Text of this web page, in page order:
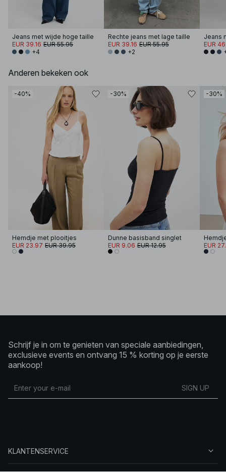
Jeans met wijde hoge taille
EUR 39.16 EUR 55.95
+4
Rechte jeans met lage taille
EUR 39.16 EUR 55.95
+2
Jeans
EUR
Anderen bekeken ook
-40%
Hemdje met plooitjes
EUR 23.97 EUR 39.95
-30%
Dunne basisband singlet
EUR 9.06 EUR 12.95
-30%
EUR
Schrijf je in om te genieten van speciale aanbiedingen,
exclusieve events en ontvang 15 % korting op je eerste
aankoop!
SIGN UP
KLANTENSERVICE